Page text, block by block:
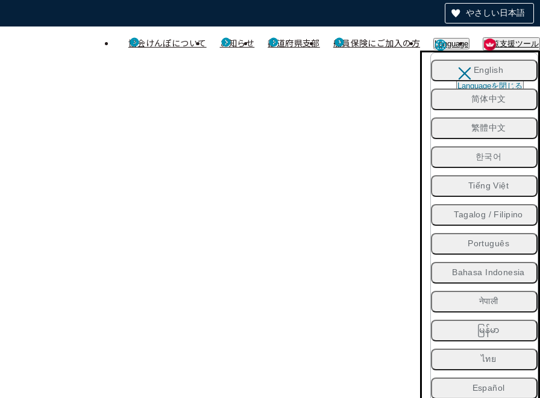
やさしい日本語
協会けんぽについて お知らせ 都道府県支部 船員保険にご加入の方 Language 閲覧支援ツール
English
简体中文
繁體中文
한국어
Tiếng Việt
Tagalog / Filipino
Português
Bahasa Indonesia
नेपाली
မြန်မာ
ไทย
Español
Languageを閉じる